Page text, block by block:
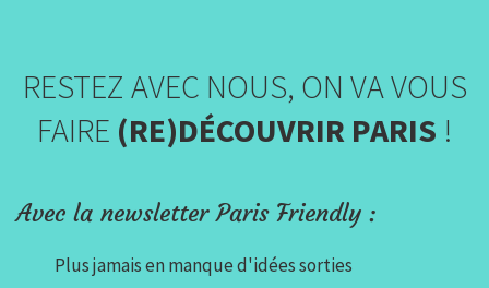
RESTEZ AVEC NOUS, ON VA VOUS
FAIRE (RE)DÉCOUVRIR PARIS !
Avec la newsletter Paris Friendly :
Plus jamais en manque d'idées sorties